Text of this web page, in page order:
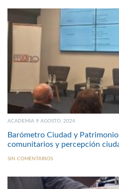
ACADEMIA 9 AGOSTO, 2024
Barómetro Ciudad y
comunitarios y percepción
SIN COMENTARIOS